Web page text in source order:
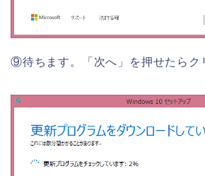
⑨待ちます。「次へ」を押せたらク